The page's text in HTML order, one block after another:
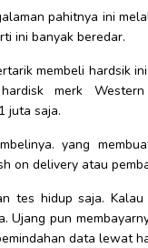
pahitnya ini
ini banyak beredar.
membeli hardsik
merk
juta saja.
yang
on delivery atau
tes hidup saja.
Ujang pun
data lewat